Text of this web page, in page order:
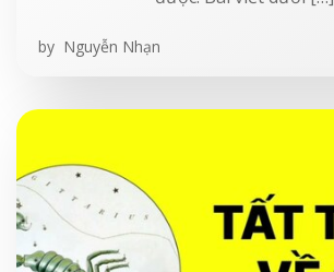
by Nguyễn Nhạn